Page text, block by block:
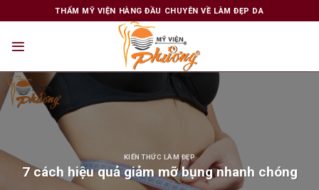
to
THẨM MỸ VIỆN HÀNG ĐẦU CHUYÊN VỀ LÀM ĐẸP DA
KIẾN THỨC LÀM ĐẸP
7 cách hiệu quả giảm mỡ bụng nhanh chóng